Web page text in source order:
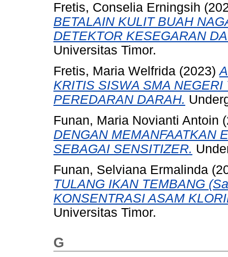
Fretis, Conselia Erningsih
BETALAIN KULIT BUAH
DETEKTOR KESEGARAN
Universitas Timor.
Fretis, Maria Welfrida (2023)
KRITIS SISWA SMA
PEREDARAN DARAH.
Funan, Maria Novianti Antoin
DENGAN MEMANFAATKAN
SEBAGAI SENSITIZER.
Funan, Selviana Ermalinda
TULANG IKAN TEMBANG
KONSENTRASI ASAM
Universitas Timor.
G